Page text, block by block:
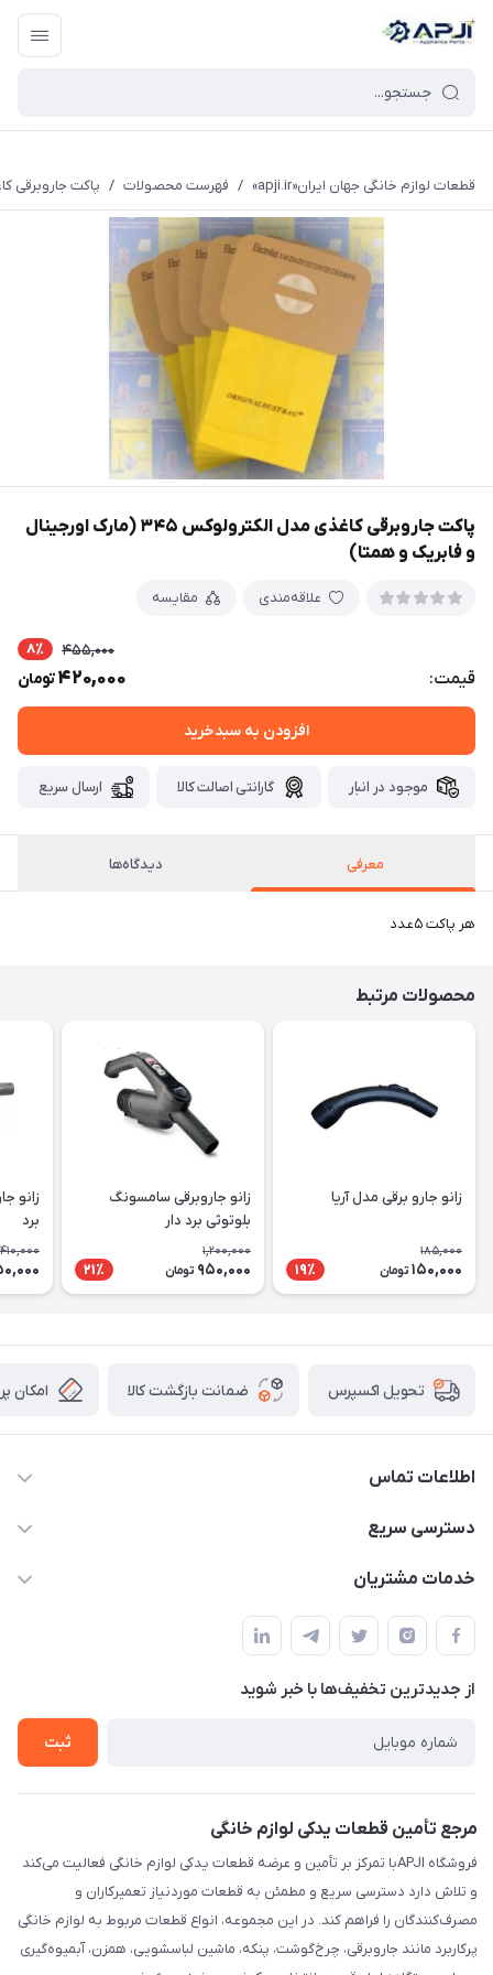
قطعات یدکی و جانبی لوازم خانگی جهان ایران
قطعات لوازم خانگی جهان ایران«apji.ir» / فهرست محصولات / پاکت جاروبرقی کاغذی مدل
پاکت جاروبرقی کاغذی مدل الکترولوکس ۳۴۵ (مارک اورجینال
و فابریک و همتا)
علاقه‌مندی مقایسه
قیمت:
455,000 8٪
420,000تومان
افزودن به سبدخرید
موجود در انبار گارانتی اصالت کالا ارسال سریع
معرفی دیدگاه‌ها
هر پاکت ۵عدد
محصولات مرتبط
زانو جارو برقی مدل آریا
185,000
150,000 تومان 19٪
زانو جاروبرقی سامسونگ
بلوتوثی برد دار
1,200,000
950,000 تومان 21٪
زانو
برد
410,000
تحویل اکسپرس ضمانت بازگشت کالا امکان
اطلاعات تماس
09106753413
دسترسی سریع
حساب کاربری
لیست محصولات
درباره ما
خدمات مشتریان
قوانین و مقررات
حریم خصوصی
راهنما
از جدید‌ترین تخفیف‌ها با‌ خبر شوید
ثبت
مرجع تأمین قطعات یدکی لوازم خانگی
فروشگاه APJIبا تمرکز بر تأمین و عرضه قطعات یدکی لوازم خانگی فعالیت می‌کند
و تلاش دارد دسترسی سریع و مطمئن به قطعات موردنیاز تعمیرکاران و
مصرف‌کنندگان را فراهم کند. در این مجموعه، انواع قطعات مربوط به لوازم خانگی
پرکاربرد مانند جاروبرقی، چرخ‌گوشت، پنکه، ماشین لباسشویی، همزن، آبمیوه‌گیری